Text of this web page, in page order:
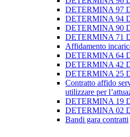
DETERMINA 97
DETERMINA 94
DETERMINA 90
DETERMINA 71
Affidamento
DETERMINA 64
DETERMINA 42
DETERMINA 25
Contratto affido
utilizzare per
DETERMINA 19
DETERMINA 02
Bandi gara contratti